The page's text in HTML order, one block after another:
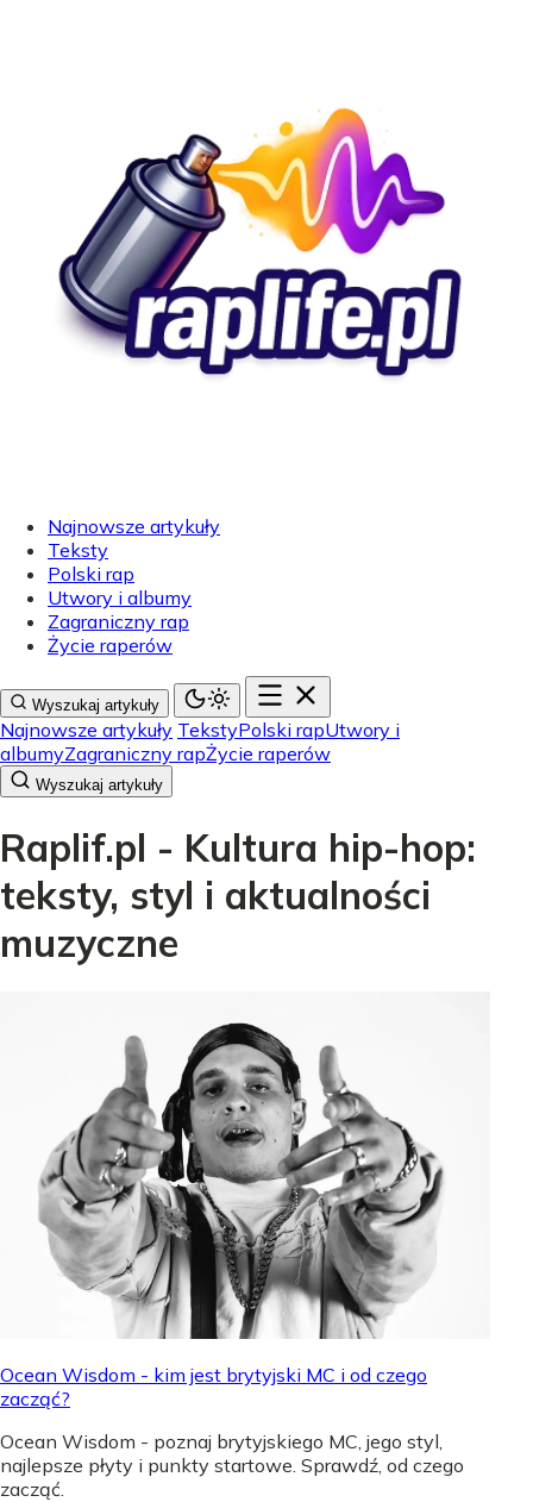
Najnowsze artykuły
Teksty
Polski rap
Utwory i albumy
Zagraniczny rap
Życie raperów
Wyszukaj artykuły
Najnowsze artykuły TekstyPolski rapUtwory i
albumyZagraniczny rapŻycie raperów
Wyszukaj artykuły
Raplif.pl - Kultura hip-hop:
teksty, styl i aktualności
muzyczne
Ocean Wisdom - kim jest brytyjski MC i od czego
zacząć?
Ocean Wisdom - poznaj brytyjskiego MC, jego styl,
najlepsze płyty i punkty startowe. Sprawdź, od czego
zacząć.